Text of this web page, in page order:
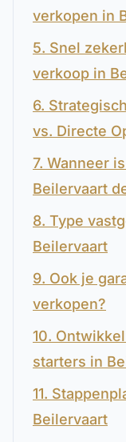
verkopen in
5. Snel
verkoop in
6.
vs. Directe
7. Wanneer
Beilervaart
8. Type
Beilervaart
9. Ook je
verkopen?
10.
starters in
11.
Beilervaart